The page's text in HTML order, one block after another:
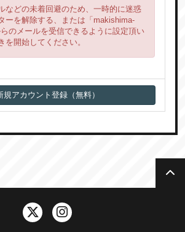
などの未着回避のため、一時的に迷惑
ーを解除する、または「makishima-
のメールを受信できるように設定頂い
を開始してください。